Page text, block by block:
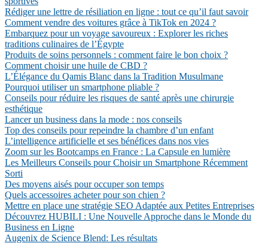
Rédiger une lettre de résiliation en ligne : tout ce qu’il faut savoir
Comment vendre des voitures grâce à TikTok en 2024 ?
Embarquez pour un voyage savoureux : Explorer les riches
traditions culinaires de l’Égypte
Produits de soins personnels : comment faire le bon choix ?
Comment choisir une huile de CBD ?
L’Élégance du Qamis Blanc dans la Tradition Musulmane
Pourquoi utiliser un smartphone pliable ?
Conseils pour réduire les risques de santé après une chirurgie
esthétique
Lancer un business dans la mode : nos conseils
Top des conseils pour repeindre la chambre d’un enfant
L’intelligence artificielle et ses bénéfices dans nos vies
Zoom sur les Bootcamps en France : La Capsule en lumière
Les Meilleurs Conseils pour Choisir un Smartphone Récemment
Sorti
Des moyens aisés pour occuper son temps
Quels accessoires acheter pour son chien ?
Mettre en place une stratégie SEO Adaptée aux Petites Entreprises
Découvrez HUBILI : Une Nouvelle Approche dans le Monde du
Business en Ligne
Augenix de Science Blend: Les résultats